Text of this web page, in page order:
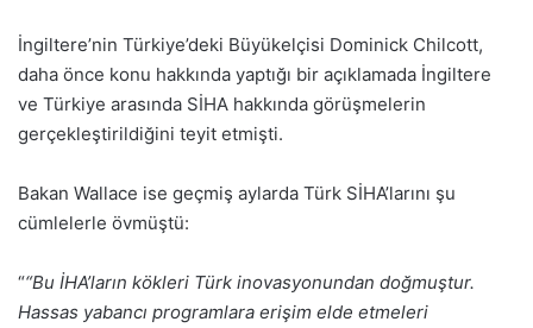
İngiltere’nin Türkiye’deki Büyükelçisi Dominick Chilcott,
daha önce konu hakkında yaptığı bir açıklamada İngiltere
ve Türkiye arasında SİHA hakkında görüşmelerin
gerçekleştirildiğini teyit etmişti.
Bakan Wallace ise geçmiş aylarda Türk SİHA’larını şu
cümlelerle övmüştü:
““Bu İHA’ların kökleri Türk inovasyonundan doğmuştur.
Hassas yabancı programlara erişim elde etmeleri